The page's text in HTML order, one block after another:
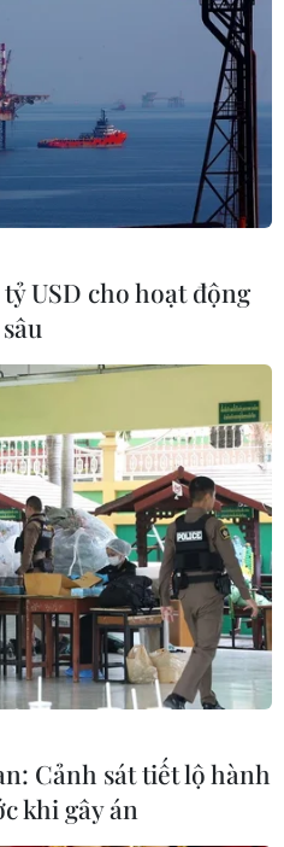
USD cho hoạt động
Cảnh sát tiết lộ hành
khi gây án